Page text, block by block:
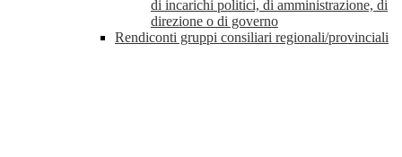
di incarichi politici, di amministrazione, di
direzione o di governo
Rendiconti gruppi consiliari regionali/provinciali